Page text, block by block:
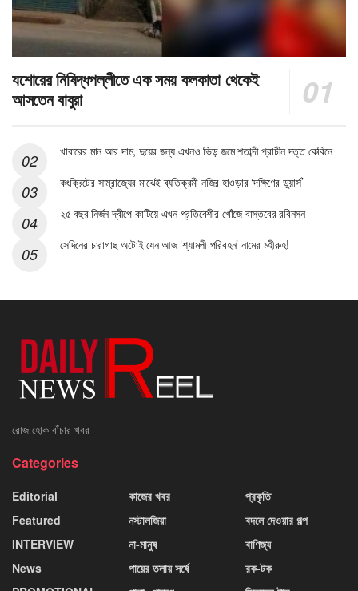
যশোরের নিষিদ্ধপল্লীতে এক সময় কলকাতা থেকেই
আসতেন বাবুরা
খাবারের মান আর দাম, দুয়ের জন্য এখনও ভিড় জমে শতাব্দী প্রাচীন দত্ত কেবিনে
কংক্রিটের সাম্রাজ্যের মাঝেই ব্যতিক্রমী নজির হাওড়ার ‘দক্ষিণের ডুয়ার্স’
২৫ বছর নির্জন দ্বীপে কাটিয়ে এখন প্রতিবেশীর খোঁজে বাস্তবের রবিনসন
সেদিনের চারাগাছ অটোই যেন আজ ‘শ্যামলী পরিবহন’ নামের মহীরুহ!
রোজ হোক বাঁচার খবর
Categories
Editorial
Featured
INTERVIEW
News
কাজের খবর
নস্টালজিয়া
না-মানুষ
পায়ের তলায় সর্ষে
প্রকৃতি
বদলে দেওয়ার গল্প
বাণিজ্য
রক-টক